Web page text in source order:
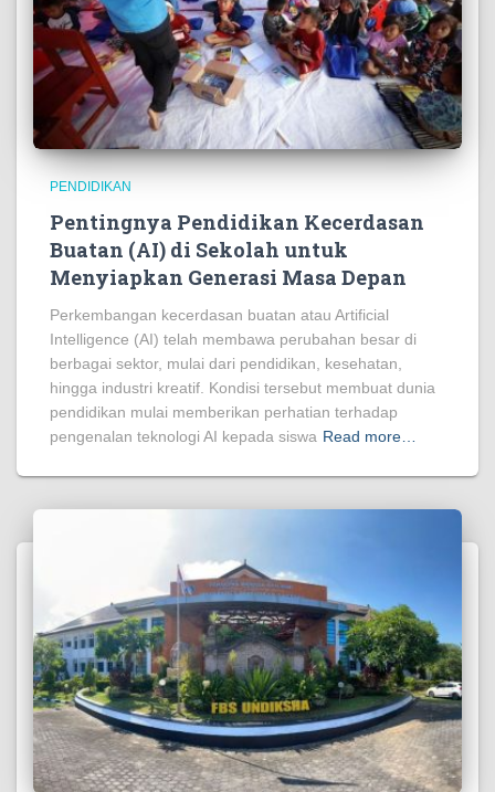
PENDIDIKAN
Pentingnya Pendidikan Kecerdasan
Buatan (AI) di Sekolah untuk
Menyiapkan Generasi Masa Depan
Perkembangan kecerdasan buatan atau Artificial
Intelligence (AI) telah membawa perubahan besar di
berbagai sektor, mulai dari pendidikan, kesehatan,
hingga industri kreatif. Kondisi tersebut membuat dunia
pendidikan mulai memberikan perhatian terhadap
pengenalan teknologi AI kepada siswa Read more…